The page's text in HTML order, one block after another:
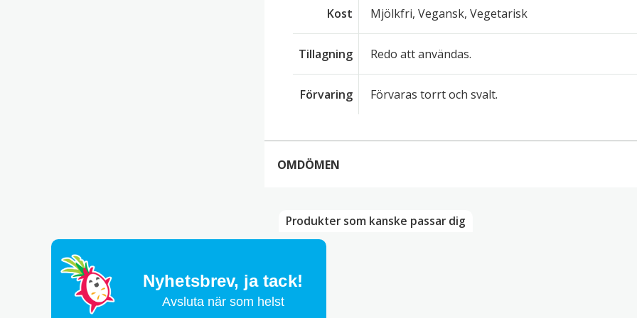
Kost Mjölkfri, Vegansk, Vegetarisk
Tillagning Redo att användas.
Förvaring Förvaras torrt och svalt.
OMDÖMEN
Det finns inga recensioner än.
Din e-postadress kommer inte publiceras.
Produkter som kanske passar dig
Nyhetsbrev, ja tack!
Avsluta när som helst